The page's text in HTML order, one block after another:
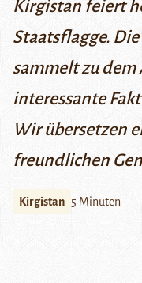
Kirgistan feiert
Staatsflagge. Die
sammelt zu dem
interessante
Wir übersetzen
freundlichen
Kirgistan 5 Minuten